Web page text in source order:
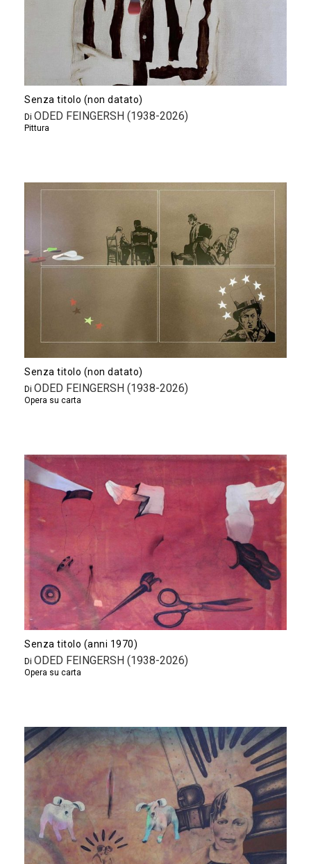
Senza titolo (non datato)
Di ODED FEINGERSH (1938-2026)
Pittura
Senza titolo (non datato)
Di ODED FEINGERSH (1938-2026)
Opera su carta
Senza titolo (anni 1970)
Di ODED FEINGERSH (1938-2026)
Opera su carta